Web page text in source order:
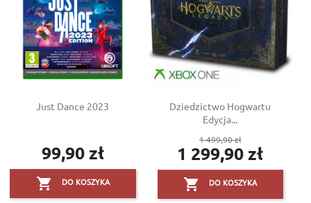
Just Dance 2023
Cena
99,90 zł
 DO KOSZYKA
Dziedzictwo Hogwartu
Edycja...
Cena
podstawowa
1 499,90 zł
Cena
1 299,90 zł
 DO KOSZYKA